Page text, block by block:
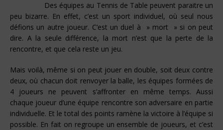
Des équipes au Tennis de Table peuvent paraitre un
peu bizarre. En effet, c’est un sport individuel, où seul nous
défions un autre joueur. C’est un duel à » mort » si on peut
dire. A la seule différence, la mort n’est que la perte de la
rencontre, et que cela reste un jeu.
Mais voilà, même si on peut jouer en double, soit deux contre
deux, où chacun doit renvoyer la balle, les équipes formées de
4 joueurs ne peuvent s’affronter en même temps. Aussi
chaque joueur d’une équipe rencontre son adversaire en partie
individuelle. Et le total des points ramène la victoire à l’équipe si
possible. En fait on regroupe un ensemble de joueurs, et c’est